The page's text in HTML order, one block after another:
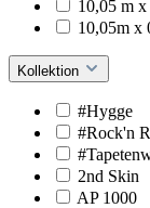
10,05 m
10,05m x
Kollektion
#Hygge
#Rock'n
2nd Skin
AP 1000